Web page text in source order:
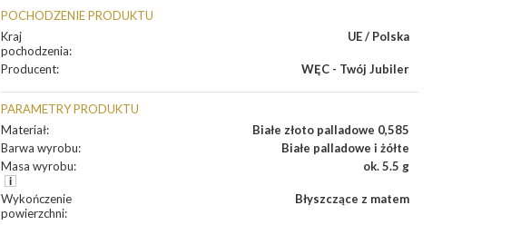
POCHODZENIE PRODUKTU
Kraj
pochodzenia:
UE / Polska
Producent: WĘC - Twój Jubiler
PARAMETRY PRODUKTU
Materiał:
Białe złoto palladowe 0,585
Barwa wyrobu:
Białe palladowe i żółte
Masa wyrobu: ok. 5.5 g
Wykończenie
powierzchni:
Błyszczące z matem